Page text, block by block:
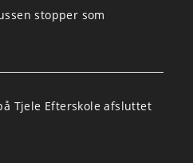
stopper som
Tjele Efterskole afsluttet